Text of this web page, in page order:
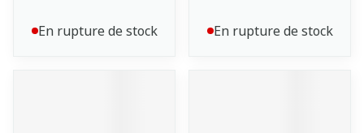
En rupture de stock En rupture de stock